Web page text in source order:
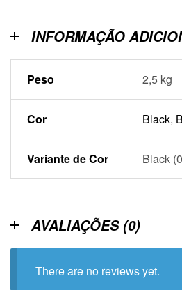
INFORMAÇÃO
Peso 2,5 kg
Cor Black,
Variante de Cor Black
AVALIAÇÕES (0)
There are no reviews yet.